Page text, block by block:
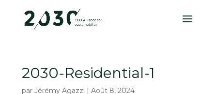
2030-Residential-1
par Jérémy Agazzi | Août 8, 2024